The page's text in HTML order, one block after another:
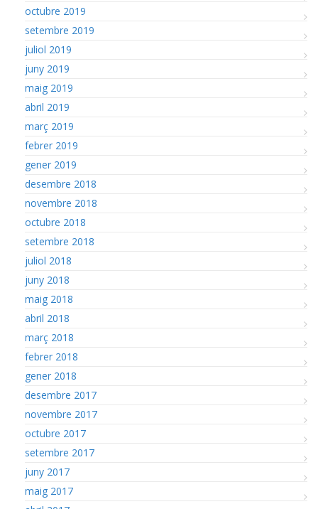
octubre 2019
setembre 2019
juliol 2019
juny 2019
maig 2019
abril 2019
març 2019
febrer 2019
gener 2019
desembre 2018
novembre 2018
octubre 2018
setembre 2018
juliol 2018
juny 2018
maig 2018
abril 2018
març 2018
febrer 2018
gener 2018
desembre 2017
novembre 2017
octubre 2017
setembre 2017
juny 2017
maig 2017